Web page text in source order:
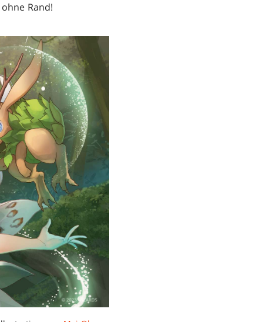
Rand!